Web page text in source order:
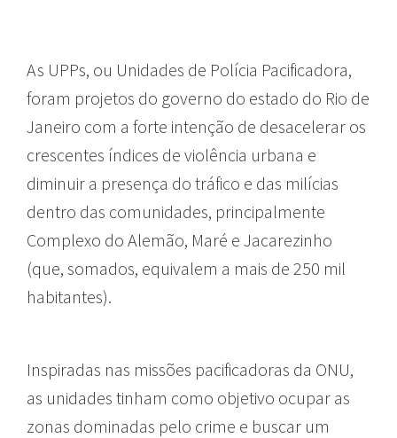
As UPPs, ou Unidades de Polícia Pacificadora,
foram projetos do governo do estado do Rio de
Janeiro com a forte intenção de desacelerar os
crescentes índices de violência urbana e
diminuir a presença do tráfico e das milícias
dentro das comunidades, principalmente
Complexo do Alemão, Maré e Jacarezinho
(que, somados, equivalem a mais de 250 mil
habitantes).
Inspiradas nas missões pacificadoras da ONU,
as unidades tinham como objetivo ocupar as
zonas dominadas pelo crime e buscar um